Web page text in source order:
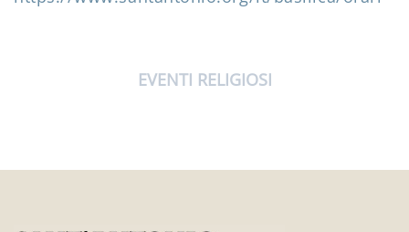
EVENTI RELIGIOSI